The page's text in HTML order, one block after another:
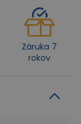
Záruka 7
rokov